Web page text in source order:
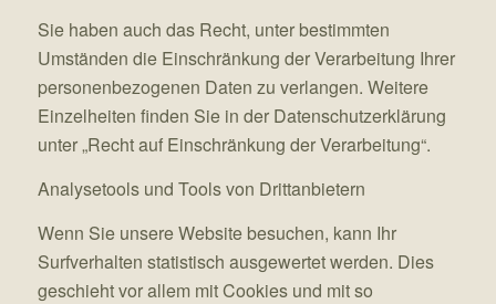
Sie haben auch das Recht, unter bestimmten
Umständen die Einschränkung der Verarbeitung Ihrer
personenbezogenen Daten zu verlangen. Weitere
Einzelheiten finden Sie in der Datenschutzerklärung
unter „Recht auf Einschränkung der Verarbeitung“.
Analysetools und Tools von Drittanbietern
Wenn Sie unsere Website besuchen, kann Ihr
Surfverhalten statistisch ausgewertet werden. Dies
geschieht vor allem mit Cookies und mit so